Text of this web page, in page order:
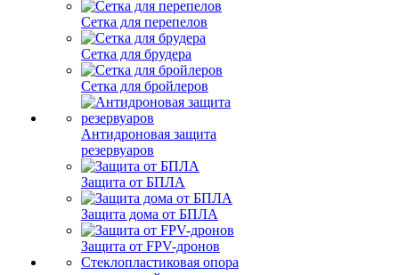
Сетка для перепелов
Сетка для брудера
Сетка для бройлеров
Антидроновая защита
резервуаров
Защита от БПЛА
Защита дома от БПЛА
Защита от FPV-дронов
Стеклопластиковая опора